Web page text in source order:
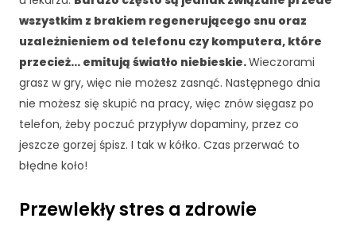
wszystkim z brakiem regenerującego snu oraz
uzależnieniem od telefonu czy komputera, które
przecież… emitują światło niebieskie.Wieczorami
grasz w gry, więc nie możesz zasnąć. Następnego dnia
nie możesz się skupić na pracy, więc znów sięgasz po
telefon, żeby poczuć przypływ dopaminy, przez co
jeszcze gorzej śpisz. I tak w kółko. Czas przerwać to
błędne koło!
Przewlekły stres a zdrowie